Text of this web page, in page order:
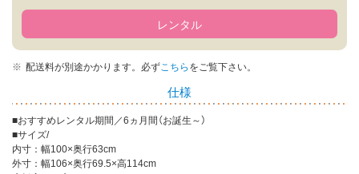
レンタル
配送料が別途かかります。 必ずこちらをご覧下さい。
仕様
■おすすめレンタル期間／6ヵ月間（お誕生～）
■サイズ/
内寸：幅100×奥行63cm
外寸：幅106×奥行69.5×高114cm